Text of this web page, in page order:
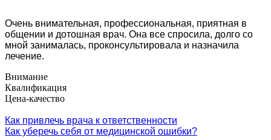
Очень внимательная, профессиональная, приятная в
общении и дотошная врач. Она все спросила, долго со
мной занималась, проконсультировала и назначила
лечение.
Внимание
Квалификация
Цена-качество
Как привлечь врача к ответственности
Как уберечь себя от медицинской ошибки?